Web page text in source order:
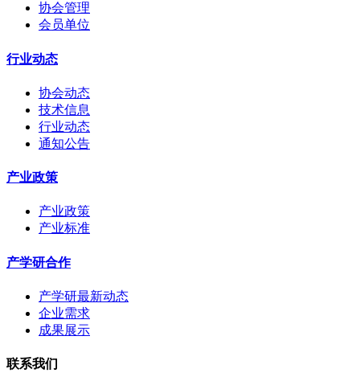
协会管理
会员单位
行业动态
协会动态
技术信息
行业动态
通知公告
产业政策
产业政策
产业标准
产学研合作
产学研最新动态
企业需求
成果展示
联系我们